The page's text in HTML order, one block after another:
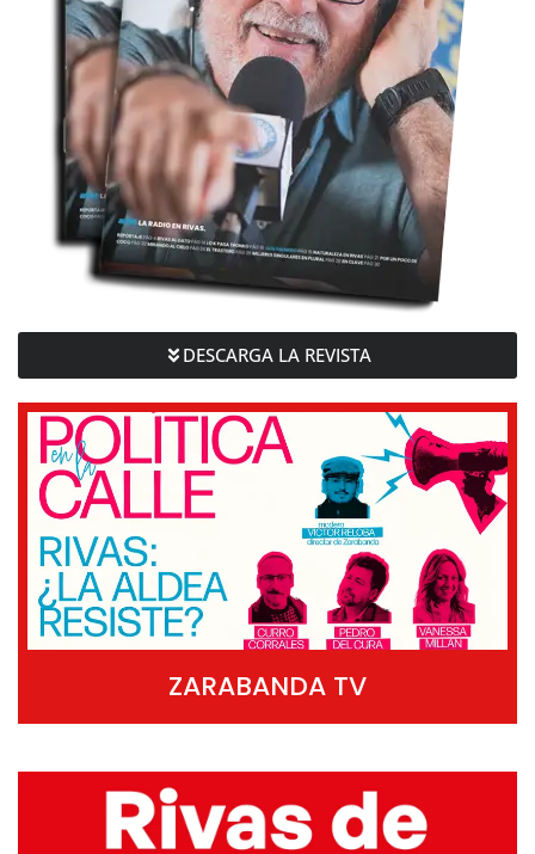
DESCARGA LA REVISTA
ZARABANDA TV